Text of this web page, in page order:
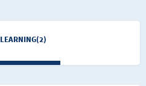
LEARNING(2)